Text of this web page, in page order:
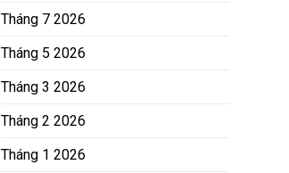
Tháng 7 2026
Tháng 5 2026
Tháng 3 2026
Tháng 2 2026
Tháng 1 2026